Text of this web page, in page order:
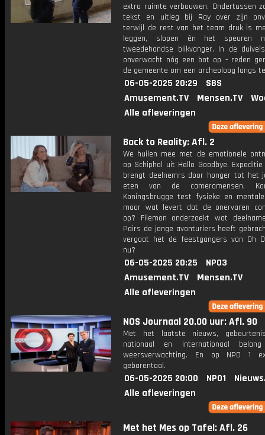
extra ruimte verbouwen. Ondertussen
tekst en uitleg bij Ray over zijn
terwijl de rest van het team druk is
leggen, slopen én het speuren
tweedehandse blikvanger. In de
onverwacht nóg een bot op - reden
de gemeente om een archeoloog langs
06-05-2025 20:29
SBS
Amusement.TV
Mensen.TV
Alle afleveringen
Back to Reality: Afl. 2
We huilen mee met de emotionele
op Schiphol uit Hello Goodbye.
brengt deelnemrs door honger tot het
eten van de cameramensen.
Koningsbrugge test fysieke en
maar wat levert dat de onervaren
op? Filemon onderzoekt wat
Pairs de jonge avonturiers heeft
vergaat het de feestgangers van Oh
nu?
06-05-2025 20:25
NPO3
Amusement.TV
Mensen.TV
Alle afleveringen
NOS Journaal 20.00 uur: Afl. 90
Met het laatste nieuws,
nationaal en internationaal
weersverwachting. En op NPO 1
gebarentaal.
06-05-2025 20:00 NPO1
Alle afleveringen
Met het Mes op Tafel: Afl. 26